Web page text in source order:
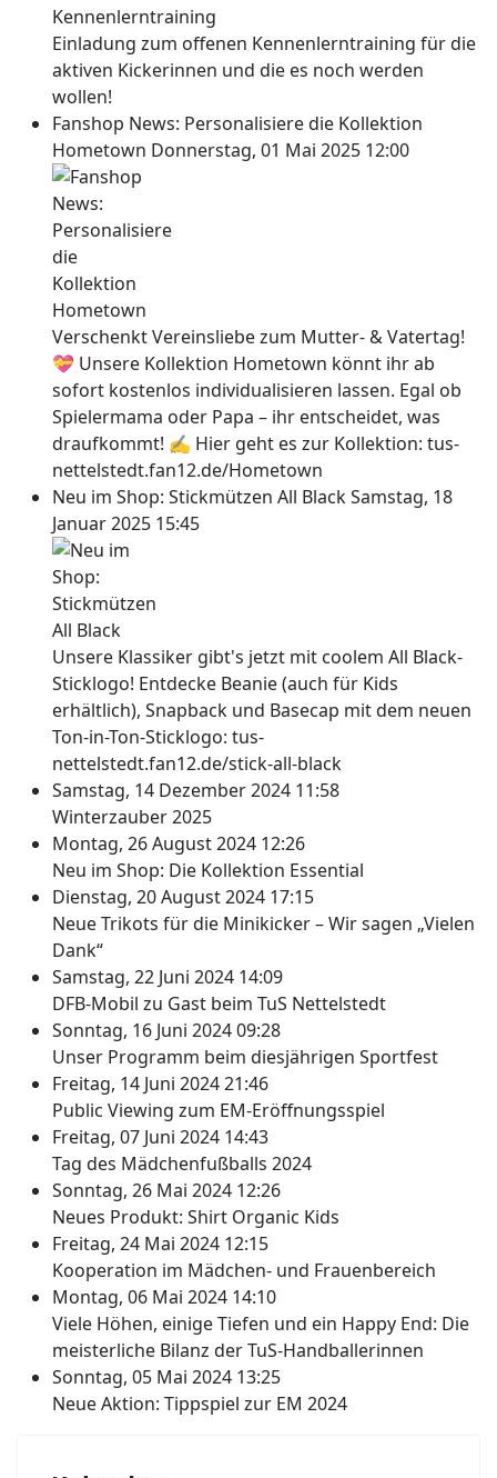
Einladung zum offenen Kennenlerntraining für die
aktiven Kickerinnen und die es noch werden
wollen!
Fanshop News: Personalisiere die Kollektion
Hometown Donnerstag, 01 Mai 2025 12:00
Verschenkt Vereinsliebe zum Mutter- & Vatertag!
💝 Unsere Kollektion Hometown könnt ihr ab
sofort kostenlos individualisieren lassen. Egal ob
Spielermama oder Papa – ihr entscheidet, was
draufkommt! ✍ Hier geht es zur Kollektion: tus-
nettelstedt.fan12.de/Hometown
Neu im Shop: Stickmützen All BlackSamstag, 18
Januar 2025 15:45
Unsere Klassiker gibt's jetzt mit coolem All Black-
Sticklogo! Entdecke Beanie (auch für Kids
erhältlich), Snapback und Basecap mit dem neuen
Ton-in-Ton-Sticklogo: tus-
nettelstedt.fan12.de/stick-all-black
Samstag, 14 Dezember 2024 11:58
Winterzauber 2025
Montag, 26 August 2024 12:26
Neu im Shop: Die Kollektion Essential
Dienstag, 20 August 2024 17:15
Neue Trikots für die Minikicker – Wir sagen „Vielen
Dank“
Samstag, 22 Juni 2024 14:09
DFB-Mobil zu Gast beim TuS Nettelstedt
Sonntag, 16 Juni 2024 09:28
Unser Programm beim diesjährigen Sportfest
Freitag, 14 Juni 2024 21:46
Public Viewing zum EM-Eröffnungsspiel
Freitag, 07 Juni 2024 14:43
Tag des Mädchenfußballs 2024
Sonntag, 26 Mai 2024 12:26
Neues Produkt: Shirt Organic Kids
Freitag, 24 Mai 2024 12:15
Kooperation im Mädchen- und Frauenbereich
Montag, 06 Mai 2024 14:10
Viele Höhen, einige Tiefen und ein Happy End: Die
meisterliche Bilanz der TuS-Handballerinnen
Sonntag, 05 Mai 2024 13:25
Neue Aktion: Tippspiel zur EM 2024